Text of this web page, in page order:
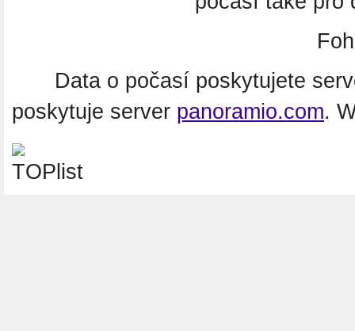
Data o počasí poskytujete
poskytuje server panoramio.com.